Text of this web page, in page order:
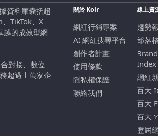
資料庫囊括超
TikTok、X
越的成效型網
對接、數位
超過上萬家企
關於 Kolr
網紅行銷專案
AI 網紅搜尋平台
創作者計畫
使用條款
隱私權保護
聯絡我們
線上資
趨勢
部落格
Index
網紅
百大
百大
百大
歷屆